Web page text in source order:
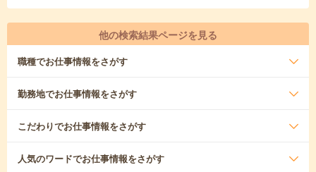
他の検索結果ページを見る
職種でお仕事情報をさがす
勤務地でお仕事情報をさがす
こだわりでお仕事情報をさがす
人気のワードでお仕事情報をさがす